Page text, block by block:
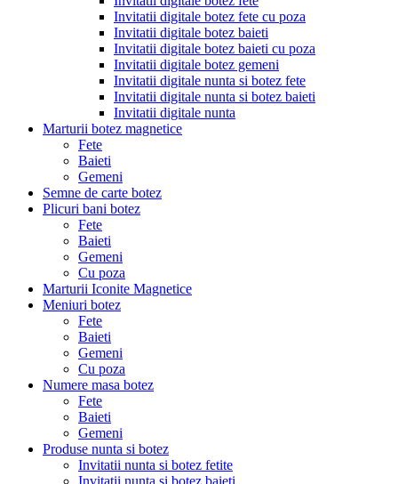
Invitatii digitale botez fete cu poza
Invitatii digitale botez baieti
Invitatii digitale botez baieti cu poza
Invitatii digitale botez gemeni
Invitatii digitale nunta si botez fete
Invitatii digitale nunta si botez baieti
Invitatii digitale nunta
Marturii botez magnetice
Fete
Baieti
Gemeni
Semne de carte botez
Plicuri bani botez
Fete
Baieti
Gemeni
Cu poza
Marturii Iconite Magnetice
Meniuri botez
Fete
Baieti
Gemeni
Cu poza
Numere masa botez
Fete
Baieti
Gemeni
Produse nunta si botez
Invitatii nunta si botez fetite
Invitatii nunta si botez baieti